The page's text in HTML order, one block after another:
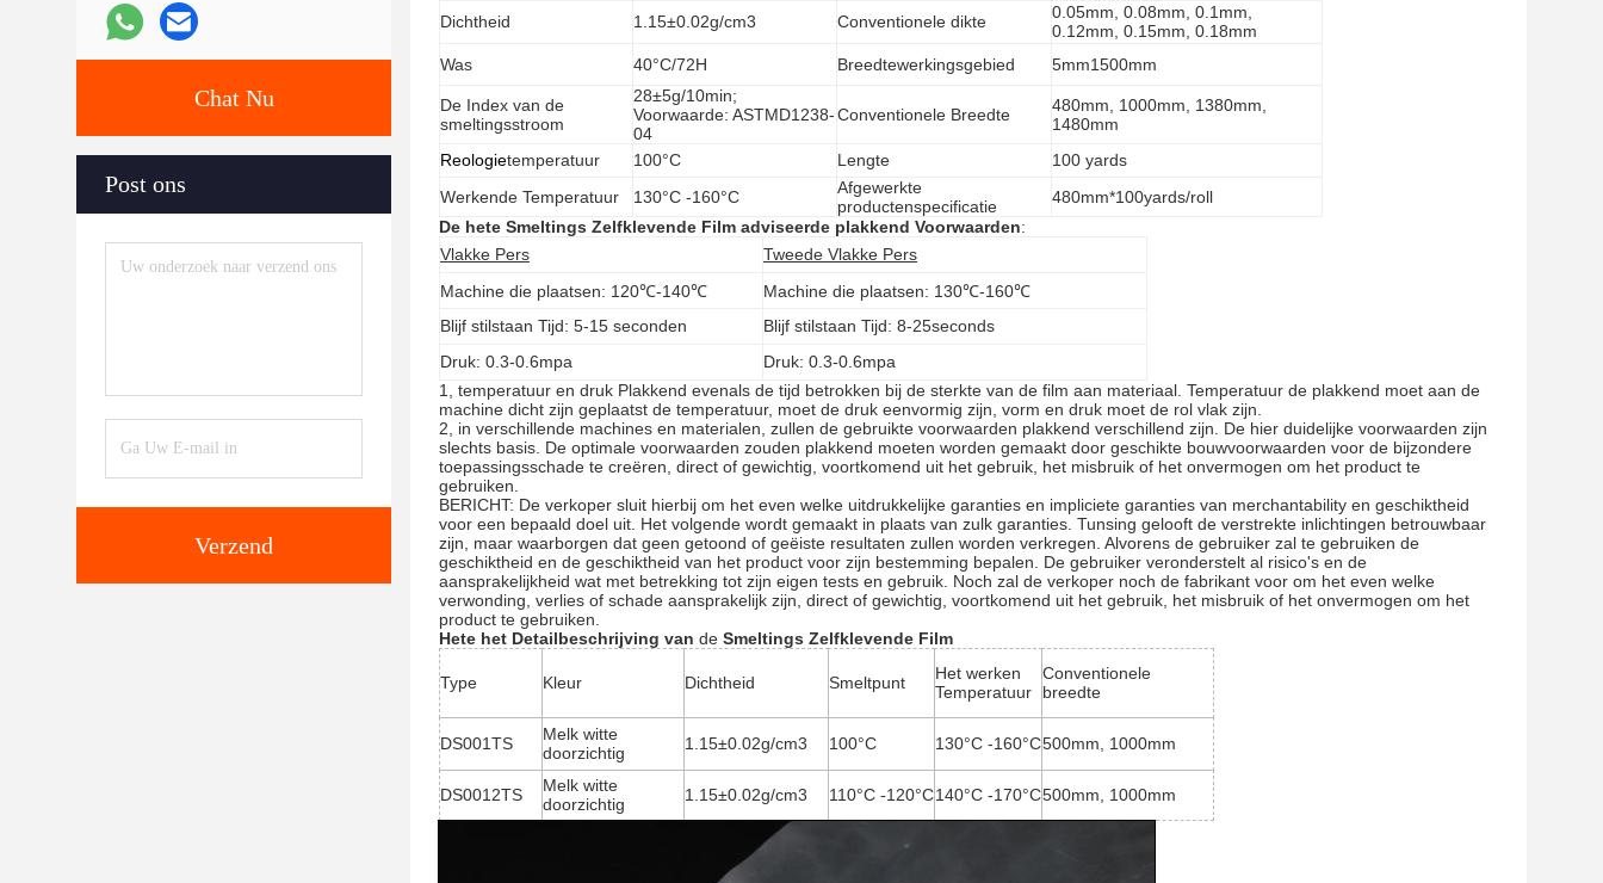
Chat Nu
Post ons
Verzend
Dichtheid
1.15±0.02g/cm3 Conventionele dikte
0.05mm, 0.08mm, 0.1mm,
0.12mm, 0.15mm, 0.18mm
Was
40°C/72H Breedtewerkingsgebied 5mm1500mm
De Index van de
smeltingsstroom
28±5g/10min;
Voorwaarde: ASTMD1238-
04
Conventionele Breedte
480mm, 1000mm, 1380mm,
1480mm
Reologietemperatuur 100°C Lengte
100 yards
Werkende Temperatuur
130°C -160°C
Afgewerkte
productenspecificatie
480mm*100yards/roll
De hete Smeltings Zelfklevende Film adviseerde plakkend Voorwaarden:
Vlakke Pers
Tweede Vlakke Pers
Machine die plaatsen: 120℃-140℃ Machine die plaatsen: 130℃-160℃
Blijf stilstaan Tijd: 5-15 seconden Blijf stilstaan Tijd: 8-25seconds
Druk: 0.3-0.6mpa Druk: 0.3-0.6mpa
1, temperatuur en druk Plakkend evenals de tijd betrokken bij de sterkte van de film aan materiaal. Temperatuur de plakkend moet aan de
machine dicht zijn geplaatst de temperatuur, moet de druk eenvormig zijn, vorm en druk moet de rol vlak zijn.
2, in verschillende machines en materialen, zullen de gebruikte voorwaarden plakkend verschillend zijn. De hier duidelijke voorwaarden zijn
slechts basis. De optimale voorwaarden zouden plakkend moeten worden gemaakt door geschikte bouwvoorwaarden voor de bijzondere
toepassingsschade te creëren, direct of gewichtig, voortkomend uit het gebruik, het misbruik of het onvermogen om het product te
gebruiken.
BERICHT: De verkoper sluit hierbij om het even welke uitdrukkelijke garanties en impliciete garanties van merchantability en geschiktheid
voor een bepaald doel uit. Het volgende wordt gemaakt in plaats van zulk garanties. Tunsing gelooft de verstrekte inlichtingen betrouwbaar
zijn, maar waarborgen dat geen getoond of geëiste resultaten zullen worden verkregen. Alvorens de gebruiker zal te gebruiken de
geschiktheid en de geschiktheid van het product voor zijn bestemming bepalen. De gebruiker veronderstelt al risico's en de
aansprakelijkheid wat met betrekking tot zijn eigen tests en gebruik. Noch zal de verkoper noch de fabrikant voor om het even welke
verwonding, verlies of schade aansprakelijk zijn, direct of gewichtig, voortkomend uit het gebruik, het misbruik of het onvermogen om het
product te gebruiken.
Hete het Detailbeschrijving van de Smeltings Zelfklevende Film
Type Kleur Dichtheid Smeltpunt
Het werken
Temperatuur
Conventionele
breedte
DS001TS
Melk witte
doorzichtig
1.15±0.02g/cm3 100°C 130°C -160°C500mm, 1000mm
DS0012TS
Melk witte
doorzichtig
1.15±0.02g/cm3 110°C -120°C140°C -170°C500mm, 1000mm